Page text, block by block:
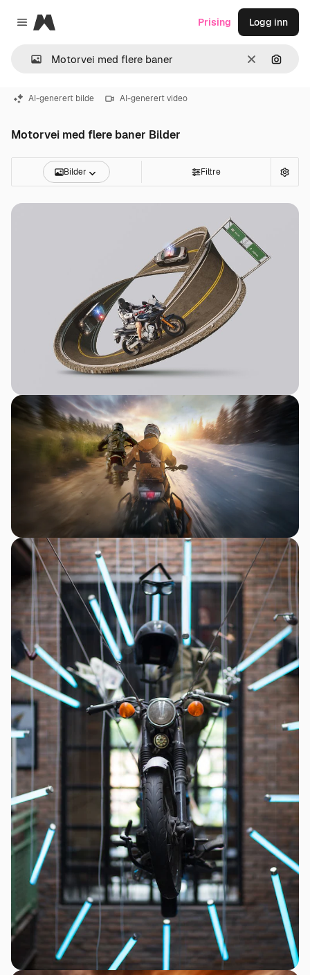
Close menu
Magnific
Slett Søk
Prising Logg inn
AI-generert bilde AI-generert video
Motorvei med flere baner Bilder
Bilder Filtre